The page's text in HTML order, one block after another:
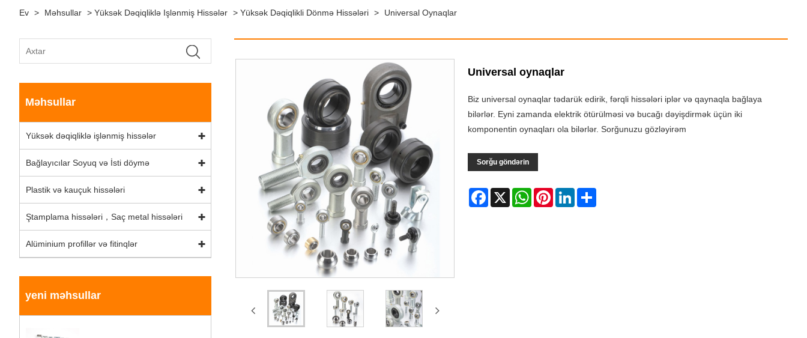
Ev > Məhsullar > Yüksək Dəqiqliklə Işlənmiş Hissələr > Yüksək Dəqiqlikli Dönmə Hissələri > Universal Oynaqlar
Məhsullar
Yüksək dəqiqliklə işlənmiş hissələr
Bağlayıcılar Soyuq və İsti döymə
Plastik və kauçuk hissələri
Ştamplama hissələri，Saç metal hissələri
Alüminium profillər və fitinqlər
yeni məhsullar
Universal oynaqlar
Biz universal oynaqlar tədarük edirik, fərqli hissələri iplər və qaynaqla bağlaya
bilərlər. Eyni zamanda elektrik ötürülməsi və bucağı dəyişdirmək üçün iki
komponentin oynaqları ola bilərlər. Sorğunuzu gözləyirəm
Sorğu göndərin
Facebook
X WhatsAppPinterestLinkedIn